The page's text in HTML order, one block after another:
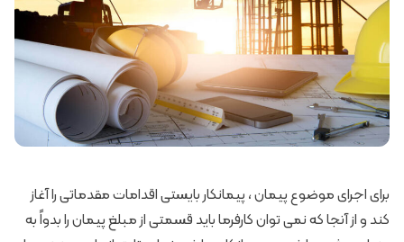
برای اجرای موضوع پیمان ، پیمانکار بایستی اقدامات مقدماتی را آغاز
کند و از آنجا که نمی توان کارفرما باید قسمتی از مبلغ پیمان را بدواً به